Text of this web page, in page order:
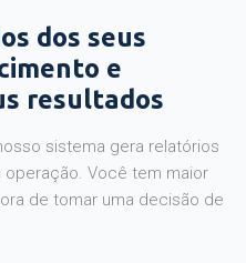
dos seus
e
resultados
sistema gera relatórios
operação. Você tem maior
de tomar uma decisão de